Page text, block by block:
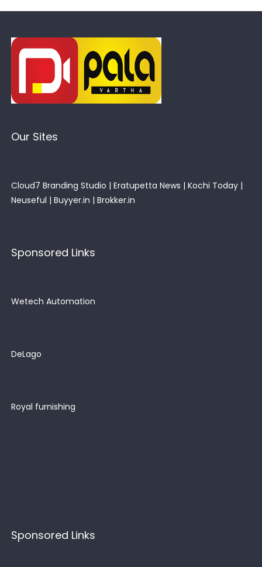
Our Sites
Cloud7 Branding Studio | Eratupetta News | Kochi Today |
Neuseful | Buyyer.in | Brokker.in
Sponsored Links
Wetech Automation
DeLago
Royal furnishing
Sponsored Links